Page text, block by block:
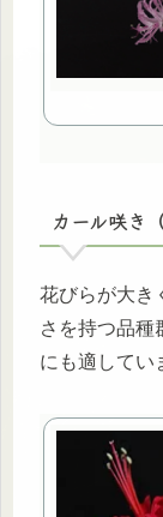
カール咲き
花びらが大き
さを持つ品種
にも適してい